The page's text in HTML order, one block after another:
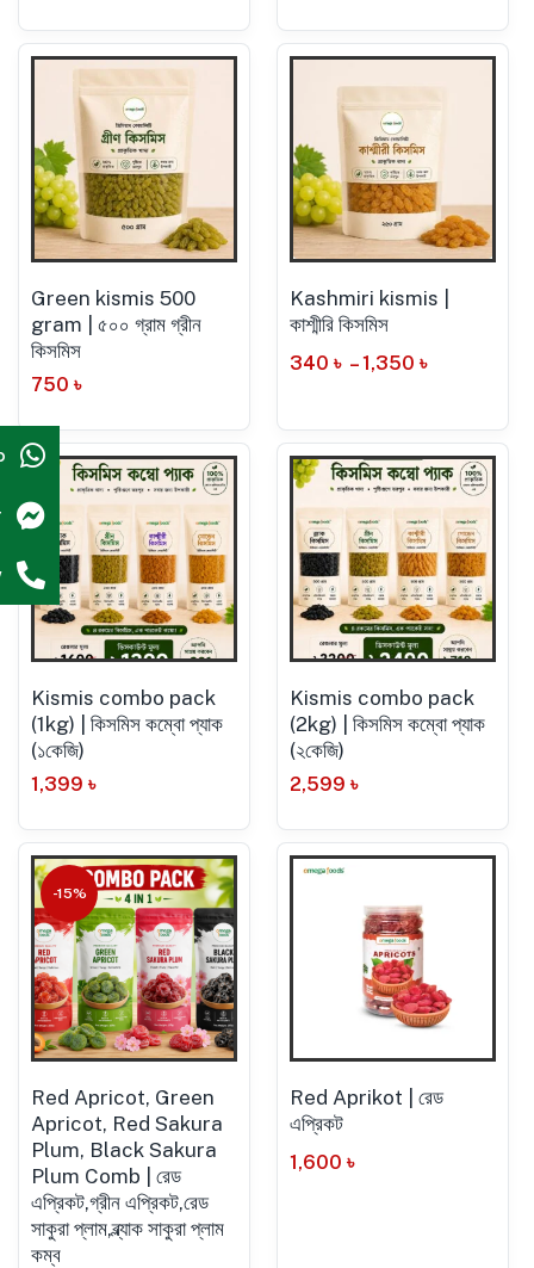
Green kismis 500
gram | ৫০০ গ্রাম গ্রীন
কিসমিস
750 ৳
Kashmiri kismis |
কাশ্মীরি কিসমিস
340 ৳ – 1,350 ৳
Kismis combo pack
(1kg) | কিসমিস কম্বো প্যাক
(১কেজি)
1,399 ৳
Kismis combo pack
(2kg) | কিসমিস কম্বো প্যাক
(২কেজি)
2,599 ৳
-15%
Red Apricot, Green
Apricot, Red Sakura
Plum, Black Sakura
Plum Comb | রেড
এপ্রিকট,গ্রীন এপ্রিকট,রেড
সাকুরা প্লাম,ব্ল্যাক সাকুরা প্লাম
কম্ব
Red Aprikot | রেড
এপ্রিকট
1,600 ৳